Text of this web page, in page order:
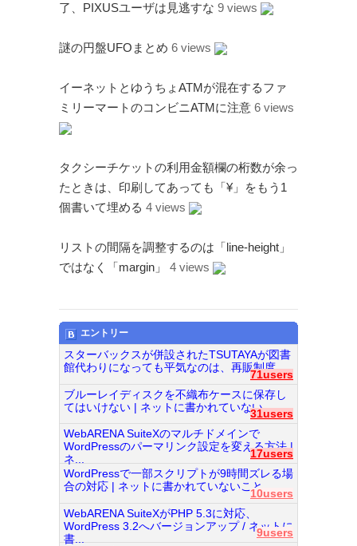
了、PIXUSユーザは見逃すな 9 views
謎の円盤UFOまとめ 6 views
イーネットとゆうちょATMが混在するファ
ミリーマートのコンビニATMに注意 6 views
タクシーチケットの利用金額欄の桁数が余っ
たときは、印刷してあっても「¥」をもう1
個書いて埋める 4 views
リストの間隔を調整するのは「line-height」
ではなく「margin」
4 views
エントリー
スターバックスが併設されたTSUTAYAが図書
館代わりになっても平気なのは、再販制度...
71users
ブルーレイディスクを不織布ケースに保存し
てはいけない | ネットに書かれていない...
31users
WebARENA SuiteXのマルチドメインで
WordPressのパーマリンク設定を変える方法 |
ネ...
17users
WordPressで一部スクリプトが9時間ズレる場
合の対応 | ネットに書かれていないこと...
10users
WebARENA SuiteXがPHP 5.3に対応、
WordPress 3.2へバージョンアップ / ネットに
書...
9users